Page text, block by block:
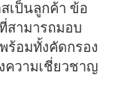
เป็นลูกค้า ข้อ
สามารถมอบ
ร้อมทั้งคัดกรอง
ความเชี่ยวชาญ